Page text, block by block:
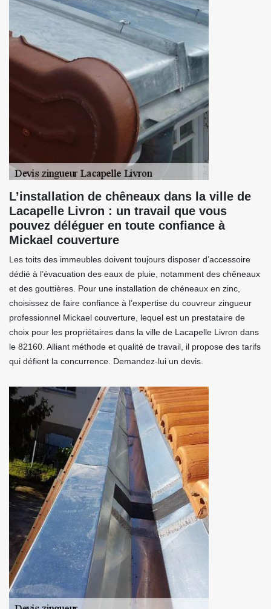
L’installation de chêneaux dans la ville de
Lacapelle Livron : un travail que vous
pouvez déléguer en toute confiance à
Mickael couverture
Les toits des immeubles doivent toujours disposer d’accessoire
dédié à l’évacuation des eaux de pluie, notamment des chêneaux
et des gouttières. Pour une installation de chéneaux en zinc,
choisissez de faire confiance à l’expertise du couvreur zingueur
professionnel Mickael couverture, lequel est un prestataire de
choix pour les propriétaires dans la ville de Lacapelle Livron dans
le 82160. Alliant méthode et qualité de travail, il propose des tarifs
qui défient la concurrence. Demandez-lui un devis.